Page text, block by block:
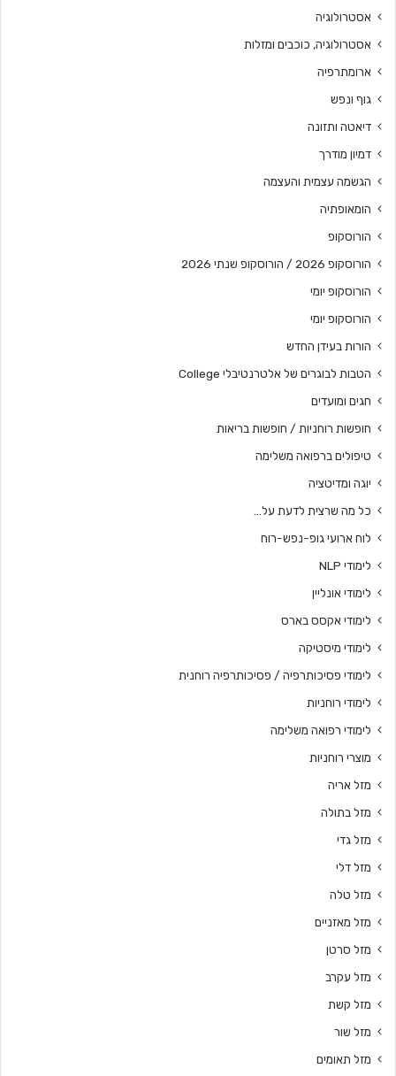
אסטרולוגיה
אסטרולוגיה, כוכבים ומזלות
ארומתרפיה
גוף ונפש
דיאטה ותזונה
דמיון מודרך
הגשמה עצמית והעצמה
הומאופתיה
הורוסקופ
הורוסקופ 2026 / הורוסקופ שנתי 2026
הורוסקופ יומי
הורוסקופ יומי
הורות בעידן החדש
הטבות לבוגרים של אלטרנטיבלי College
חגים ומועדים
חופשות רוחניות / חופשות בריאות
טיפולים ברפואה משלימה
יוגה ומדיטציה
כל מה שרצית לדעת על…
לוח ארועי גופ-נפש-רוח
לימודי NLP
לימודי אונליין
לימודי אקסס בארס
לימודי מיסטיקה
לימודי פסיכותרפיה / פסיכותרפיה רוחנית
לימודי רוחניות
לימודי רפואה משלימה
מוצרי רוחניות
מזל אריה
מזל בתולה
מזל גדי
מזל דלי
מזל טלה
מזל מאזניים
מזל סרטן
מזל עקרב
מזל קשת
מזל שור
מזל תאומים